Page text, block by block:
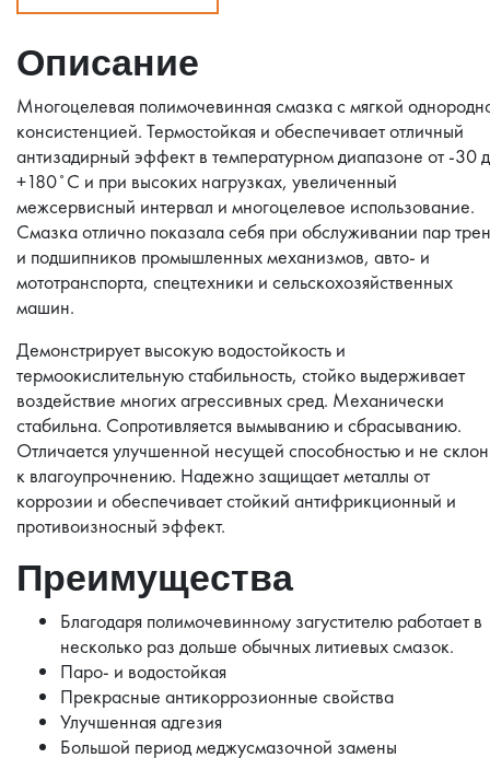
Описание
Многоцелевая полимочевинная смазка с мягкой
консистенцией. Термостойкая и обеспечивает отличный
антизадирный эффект в температурном диапазоне от -30
+180˚С и при высоких нагрузках, увеличенный
межсервисный интервал и многоцелевое использование.
Смазка отлично показала себя при обслуживании пар
и подшипников промышленных механизмов, авто- и
мототранспорта, спецтехники и сельскохозяйственных
машин.
Демонстрирует высокую водостойкость и
термоокислительную стабильность, стойко выдерживает
воздействие многих агрессивных сред. Механически
стабильна. Сопротивляется вымыванию и сбрасыванию.
Отличается улучшенной несущей способностью и не
к влагоупрочнению. Надежно защищает металлы от
коррозии и обеспечивает стойкий антифрикционный и
противоизносный эффект.
Преимущества
Благодаря полимочевинному загустителю работает в
несколько раз дольше обычных литиевых смазок.
Паро- и водостойкая
Прекрасные антикоррозионные свойства
Улучшенная адгезия
Большой период меджусмазочной замены